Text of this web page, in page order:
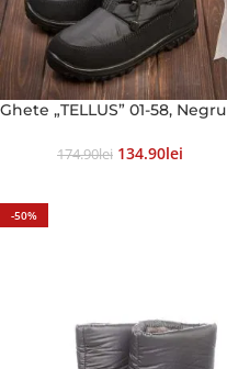
Ghete „TELLUS” 01-58, Negru
174.90Lei 134.90Lei
-50%